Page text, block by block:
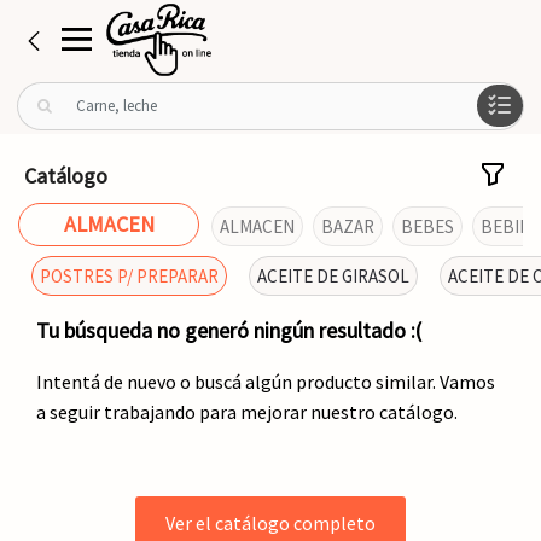
B
u
r
p
Catálogo
ALMACEN
ALMACEN BAZAR BEBES
POSTRES P/ PREPARAR ACEITE DE GIRASOL ACEITE DE
Tu búsqueda no generó ningún resultado :(
Intentá de nuevo o buscá algún producto similar. Vamos
a seguir trabajando para mejorar nuestro catálogo.
Ver el catálogo completo